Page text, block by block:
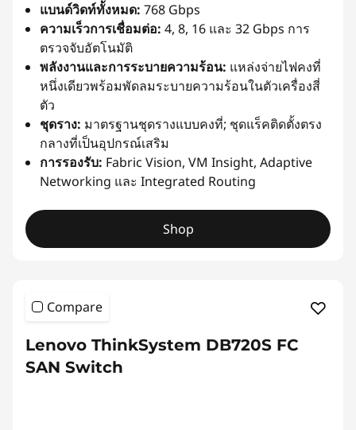
แบนด์วิดท์ทั้งหมด: 768 Gbps
ความเร็วการเชื่อมต่อ: 4, 8, 16 และ 32 Gbps การ
ตรวจจับอัตโนมัติ
พลังงานและการระบายความร้อน: แหล่งจ่ายไฟคงที่
หนึ่งเดียวพร้อมพัดลมระบายความร้อนในตัวเครื่องสี่
ตัว
ชุดราง: มาตรฐานชุดรางแบบคงที่; ชุดแร็คติดตั้งตรง
กลางที่เป็นอุปกรณ์เสริม
การรองรับ: Fabric Vision, VM Insight, Adaptive
Networking และ Integrated Routing
Shop
Compare
Lenovo ThinkSystem DB720S FC
SAN Switch